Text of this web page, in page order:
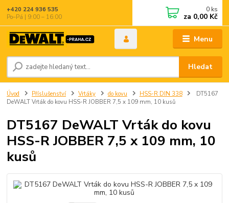
Menu
Hledat
+420 224 936 535
Po–Pá | 9:00 – 16:00
0 ks
za 0,00 Kč
Úvod Příslušenství Vrtáky do kovu HSS-R DIN 338
DT5167
DeWALT Vrták do kovu HSS-R JOBBER 7,5 x 109 mm, 10 kusů
DT5167 DeWALT Vrták do kovu
HSS-R JOBBER 7,5 x 109 mm, 10
kusů